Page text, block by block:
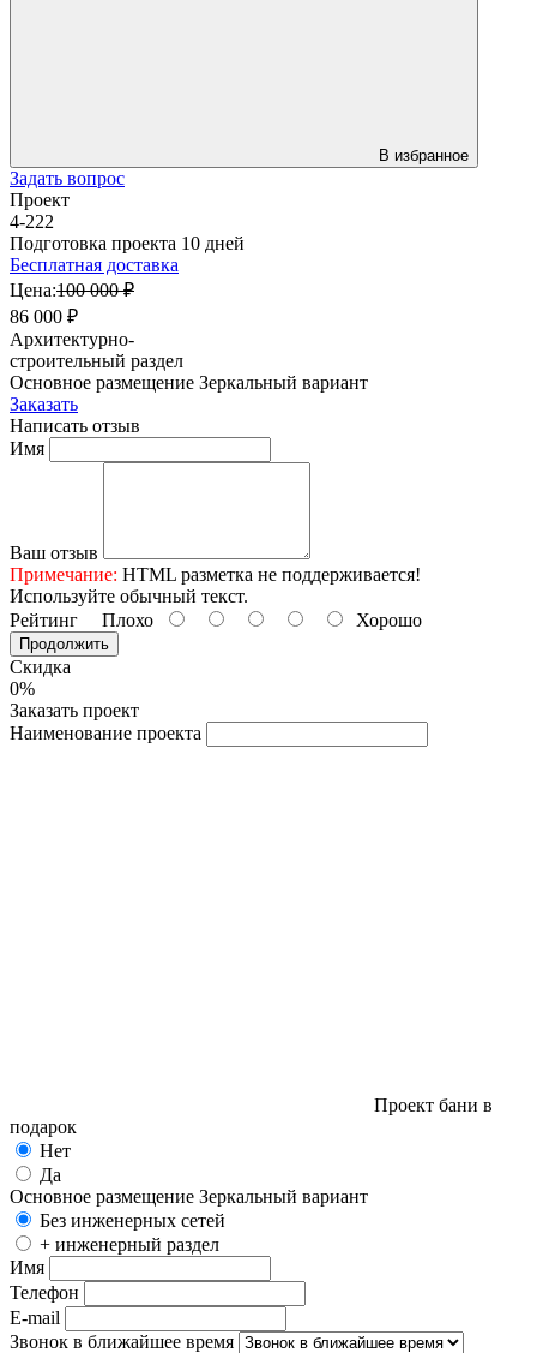
В избранное
Задать вопрос
Проект
4-222
Подготовка проекта 10 дней
Бесплатная доставка
Цена:100 000 ₽
86 000 ₽
Архитектурно-
строительный раздел
Основное размещение Зеркальный вариант
Заказать
Написать отзыв
Имя
Ваш отзыв
Примечание: HTML разметка не поддерживается!
Используйте обычный текст.
Рейтинг Плохо Хорошо
Продолжить
Скидка
0%
Заказать проект
Наименование проекта
Проект бани в
подарок
Нет
Да
Основное размещение Зеркальный вариант
Без инженерных сетей
+ инженерный раздел
Имя
Телефон
E-mail
Звонок в ближайшее время